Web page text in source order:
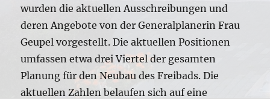
wurden die aktuellen Ausschreibungen und
deren Angebote von der Generalplanerin Frau
Geupel vorgestellt. Die aktuellen Positionen
umfassen etwa drei Viertel der gesamten
Planung für den Neubau des Freibads. Die
aktuellen Zahlen belaufen sich auf eine